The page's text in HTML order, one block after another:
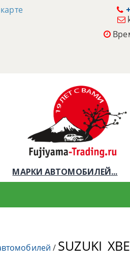
МАРКИ АВТОМОБИЛЕЙ...
/ SUZUKI